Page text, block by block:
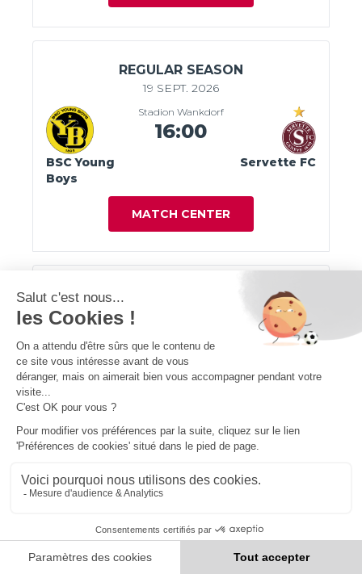
REGULAR SEASON
19 SEPT. 2026
BSC Young
Boys
Stadion Wankdorf
16:00
Servette FC
MATCH CENTER
FC Sion
18:30
FC Zurich
REGULAR SEASON
Rheinpark Stadion